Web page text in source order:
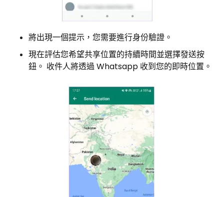
將出現一個提示，您需要進行身份驗證。
現在評估您希望共享位置的持續時間並選擇發送按
鈕。 收件人將透過 Whatsapp 收到您的即時位置。